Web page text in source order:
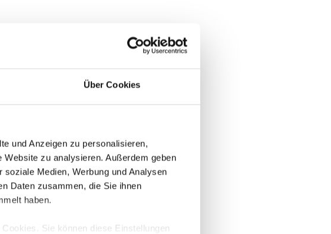
Über Cookies
und Anzeigen zu personalisieren,
zu analysieren. Außerdem geben
Medien, Werbung und Analysen
Daten zusammen, die Sie ihnen
haben.
Sie können diese Einstellungen
console for more information)